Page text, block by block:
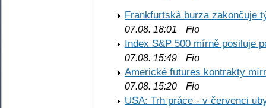
Frankfurtská burza zakončuje
07.08. 18:01
Fio
Index S&P 500 mírně posiluje
07.08. 15:49 Fio
Americké futures kontrakty
07.08. 15:20 Fio
USA: Trh práce - v červenci